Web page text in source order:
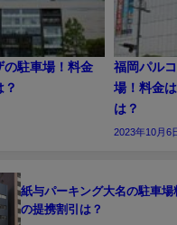
の駐車場！料金
？
福岡パル
場！料金
は？
2023年10月6
紙与パーキング大名の駐車
の提携割引は？